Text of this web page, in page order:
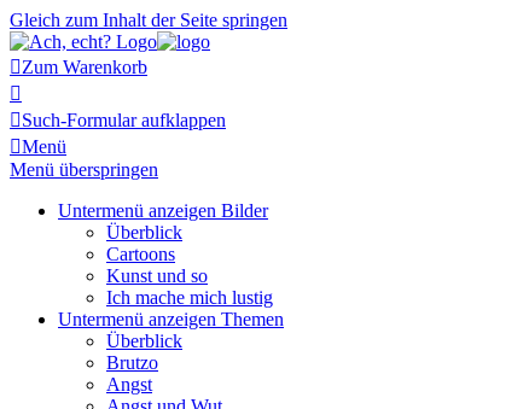
Gleich zum Inhalt der Seite springen
Zum Warenkorb

Such-Formular aufklappen
Menü
Menü überspringen
Untermenü anzeigen Bilder
Überblick
Cartoons
Kunst und so
Ich mache mich lustig
Untermenü anzeigen Themen
Überblick
Brutzo
Angst